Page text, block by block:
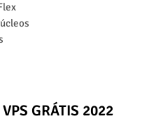
GRÁTIS 2022